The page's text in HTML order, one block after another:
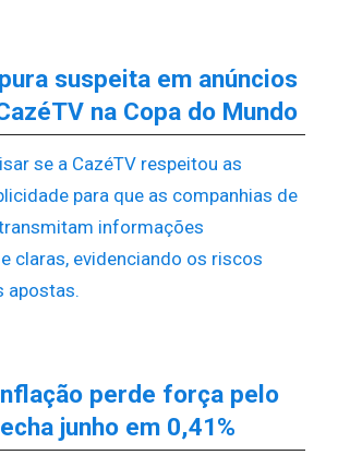
suspeita em anúncios
na Copa do Mundo
se a CazéTV respeitou as
para que as companhias de
informações
claras, evidenciando os riscos
apostas.
perde força pelo
junho em 0,41%